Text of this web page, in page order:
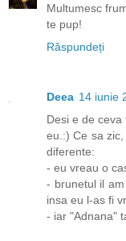
Multumesc
te pup!
Răspundeți
Deea 14 iunie
Desi e de
eu.:) Ce sa
diferente:
- eu vreau o
- brunetul il
insa eu l-as fi
- iar "Adnana"